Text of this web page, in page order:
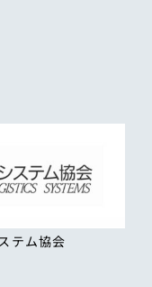
テム協会